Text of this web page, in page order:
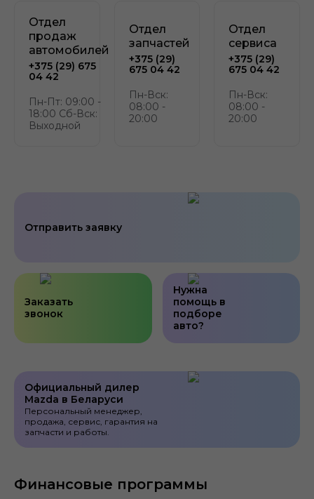
Отдел
продаж
автомобилей
+375 (29) 675
04 42
Пн-Пт: 09:00 -
18:00 Сб-Вск:
Выходной
Отдел
запчастей
+375 (29)
675 04 42
Пн-Вск:
08:00 -
20:00
Отдел
сервиса
+375 (29)
675 04 42
Пн-Вск:
08:00 -
20:00
Отправить заявку
Заказать
звонок
Нужна
помощь в
подборе
авто?
Официальный дилер
Mazda в Беларуси
Персональный менеджер,
продажа, сервис, гарантия на
запчасти и работы.
Финансовые программы